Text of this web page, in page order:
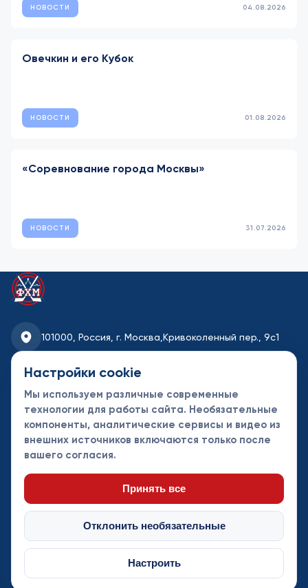
НОВОСТИ 04.08.2026
Овечкин и его Кубок
НОВОСТИ 01.08.2026
«Соревнование города Москвы»
НОВОСТИ 31.07.2026
101000, Россия, г. Москва, Кривоколенный пер., 9с1
fhmoscow@mail.ru
8-495-621-35-95
Новости
Турниры
Контакты
партнеры
© Федерация хоккея Москвы 2013 - 2026. Все права защищены
Настройки cookie
Мы используем различные современные
технологии для работы сайта. Необязательные
компоненты, аналитические сервисы и видео из
внешних источников включаются только после
вашего согласия.
Принять все
Отклонить необязательные
Настроить